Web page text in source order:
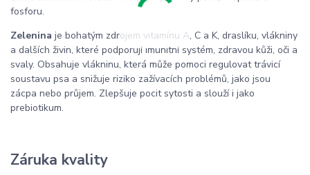
fosforu.
Zelenina je bohatým zdrojem vitamínu A, C a K, draslíku, vlákniny
a dalších živin, které podporují imunitní systém, zdravou kůži, oči a
svaly. Obsahuje vlákninu, která může pomoci regulovat trávicí
soustavu psa a snižuje riziko zažívacích problémů, jako jsou
zácpa nebo průjem. Zlepšuje pocit sytosti a slouží i jako
prebiotikum.
Záruka kvality